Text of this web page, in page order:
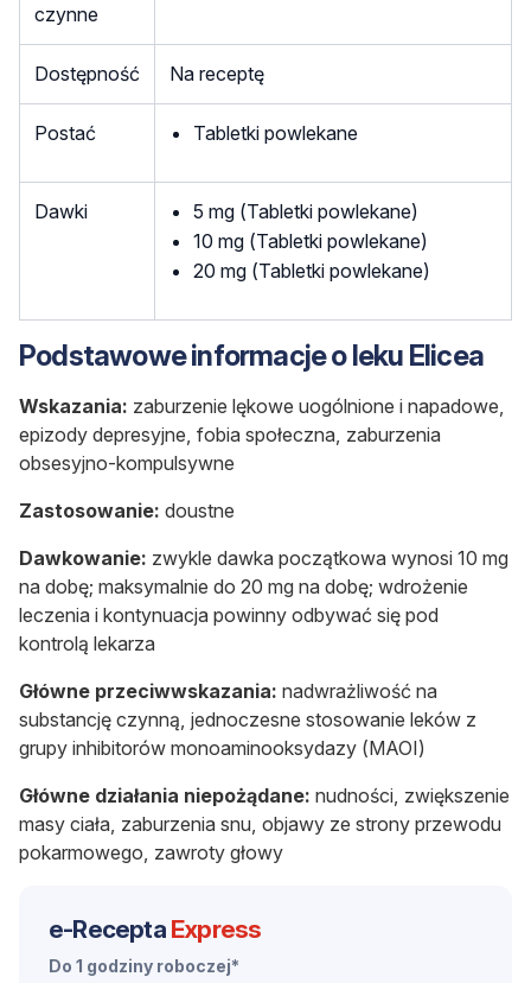
czynne
Dostępność Na receptę
Postać Tabletki powlekane
Dawki
5 mg (Tabletki powlekane)
10 mg (Tabletki powlekane)
20 mg (Tabletki powlekane)
Podstawowe informacje o leku Elicea
Wskazania: zaburzenie lękowe uogólnione i napadowe,
epizody depresyjne, fobia społeczna, zaburzenia
obsesyjno-kompulsywne
Zastosowanie: doustne
Dawkowanie: zwykle dawka początkowa wynosi 10 mg
na dobę; maksymalnie do 20 mg na dobę; wdrożenie
leczenia i kontynuacja powinny odbywać się pod
kontrolą lekarza
Główne przeciwwskazania: nadwrażliwość na
substancję czynną, jednoczesne stosowanie leków z
grupy inhibitorów monoaminooksydazy (MAOI)
Główne działania niepożądane: nudności, zwiększenie
masy ciała, zaburzenia snu, objawy ze strony przewodu
pokarmowego, zawroty głowy
e-Recepta Express
Do 1 godziny roboczej*